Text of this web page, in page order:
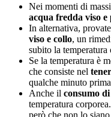
Nei momenti di
acqua fredda viso e
In alternativa,
viso e collo, un
subito la
Se la temperatura è
che consiste nel
qualche minuto
Anche il consumo
temperatura
però che non lo